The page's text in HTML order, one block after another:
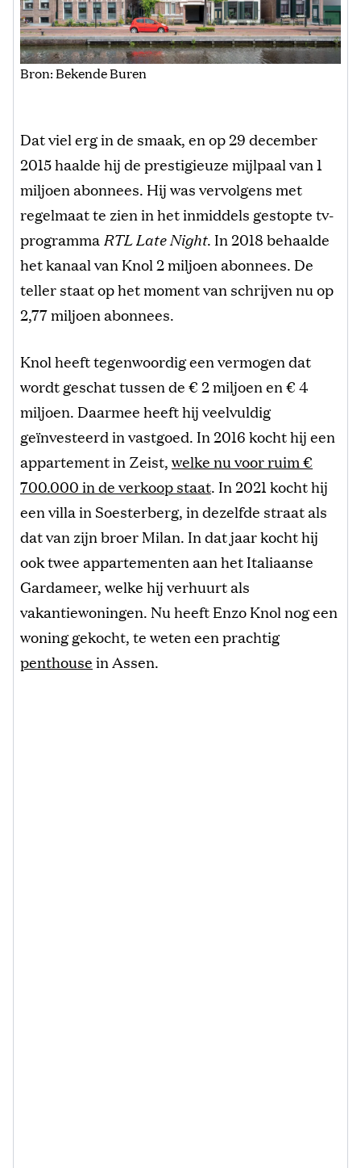
Bron: Bekende Buren
Dat viel erg in de smaak, en op 29 december
2015 haalde hij de prestigieuze mijlpaal van 1
miljoen abonnees. Hij was vervolgens met
regelmaat te zien in het inmiddels gestopte tv-
programmaRTL Late Night. In 2018 behaalde
het kanaal van Knol 2 miljoen abonnees. De
teller staat op het moment van schrijven nu op
2,77 miljoen abonnees.
Knol heeft tegenwoordig een vermogen dat
wordt geschat tussen de € 2 miljoen en € 4
miljoen. Daarmee heeft hij veelvuldig
geïnvesteerd in vastgoed. In 2016 kocht hij een
appartement in Zeist,welke nu voor ruim €
700.000 in de verkoop staat. In 2021 kocht hij
een villa in Soesterberg, in dezelfde straat als
dat van zijn broer Milan. In dat jaar kocht hij
ook twee appartementen aan het Italiaanse
Gardameer, welke hij verhuurt als
vakantiewoningen. Nu heeft Enzo Knol nog een
woning gekocht, te weten een prachtig
penthousein Assen.